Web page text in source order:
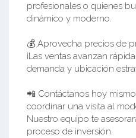
profesionales o quienes
dinámico y moderno.
💰 Aprovecha precios de
¡Las ventas avanzan
demanda y ubicación
📲 Contáctanos hoy
coordinar una visita al
Nuestro equipo te
proceso de inversión.